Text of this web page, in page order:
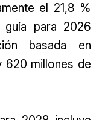
el 21,8 %
para 2026
basada en
620 millones de